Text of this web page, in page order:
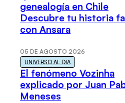
genealogía en Chile
Descubre tu historia
con Ansara
05 DE AGOSTO 2026
UNIVERSO AL DÍA
El fenómeno Vozinha
explicado por Juan
Meneses